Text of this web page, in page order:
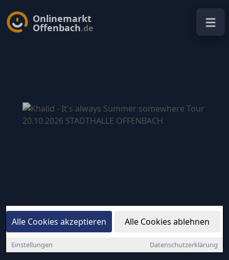
Alle Cookies akzeptieren Alle Cookies ablehnen
Einstellungen Datenschutzerklärung
Onlinemarkt
Offenbach.de